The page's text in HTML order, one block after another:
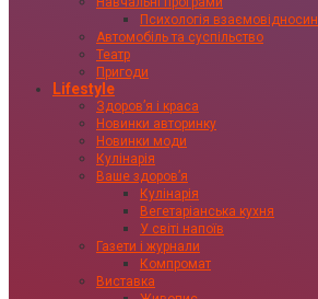
Психологія взаємовідносин
Автомобіль та суспільство
Театр
Пригоди
Lifestyle
Здоровʼя і краса
Новинки авторинку
Новинки моди
Кулінарія
Ваше здоровʼя
Кулінарія
Вегетаріанська кухня
У світі напоїв
Газети і журнали
Компромат
Виставка